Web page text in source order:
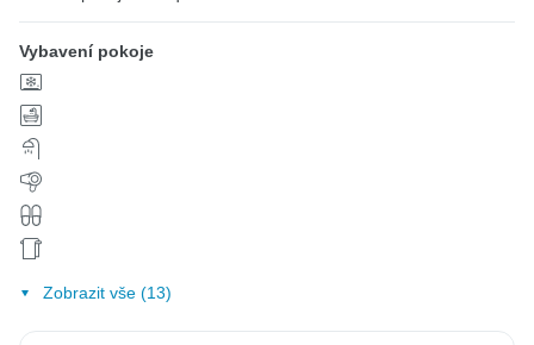
Vybavení pokoje
Zobrazit vše (13)